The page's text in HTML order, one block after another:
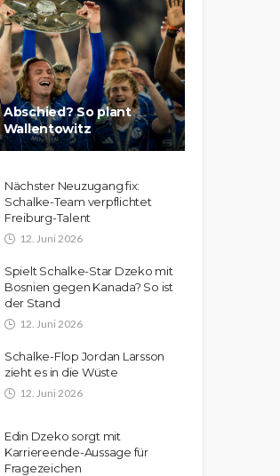
So plant
Wallentowitz
Nächster Neuzugang fix:
Schalke-Team verpflichtet
Freiburg-Talent
12. Juni 2026
Spielt Schalke-Star Dzeko mit
Bosnien gegen Kanada? So ist
der Stand
12. Juni 2026
Schalke-Flop Jordan Larsson
zieht es in die Wüste
12. Juni 2026
Edin Dzeko sorgt mit
Karriereende-Aussage für
Fragezeichen